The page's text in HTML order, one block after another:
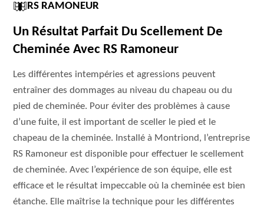
RS RAMONEUR
Un Résultat Parfait Du Scellement De
Cheminée Avec RS Ramoneur
Les différentes intempéries et agressions peuvent
entraîner des dommages au niveau du chapeau ou du
pied de cheminée. Pour éviter des problèmes à cause
d’une fuite, il est important de sceller le pied et le
chapeau de la cheminée. Installé à Montriond, l’entreprise
RS Ramoneur est disponible pour effectuer le scellement
de cheminée. Avec l’expérience de son équipe, elle est
efficace et le résultat impeccable où la cheminée est bien
étanche. Elle maîtrise la technique pour les différentes